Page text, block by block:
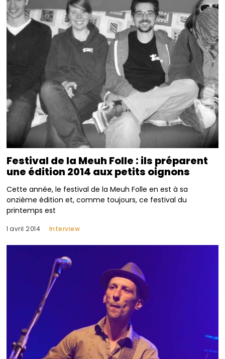
Festival de la Meuh Folle : ils préparent
une édition 2014 aux petits oignons
Cette année, le festival de la Meuh Folle en est à sa
onzième édition et, comme toujours, ce festival du
printemps est
1 avril 2014 Interview